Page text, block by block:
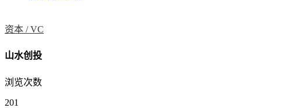
资本 /VC
山水创投
浏览次数
201